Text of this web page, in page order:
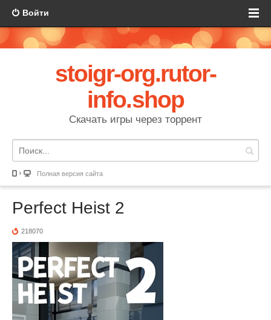
Войти
stoigr-org.rutor-
info.shop
Скачать игры через торрент
Полная версия сайта
Perfect Heist 2
218070